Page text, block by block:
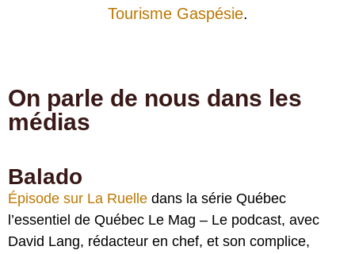
Tourisme Gaspésie.
On parle de nous dans les
médias
Balado
Épisode sur La Ruelle dans la série Québec
l’essentiel de Québec Le Mag – Le podcast, avec
David Lang, rédacteur en chef, et son complice,